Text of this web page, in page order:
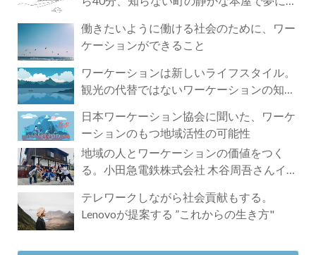
働きたいように働ける社会のために、ワー
ケーションができること
ワーケーションは新しいライフスタイル。
観光の代替ではないワーケーションの知ら
日本ワーケーション協会に聞いた、ワーケ
ーションのもつ地域活性の可能性
地域の人とワーケーションの価値をつく
る。小田急電鉄株式会社 木谷周吾さんイン
テレワークしながら社会貢献もする。
Lenovoが提案する ”これからの生き方"